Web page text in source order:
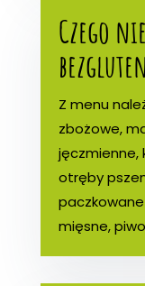
Czego
Z menu
zbożowe,
jęczmienne,
otręby
mięsne,